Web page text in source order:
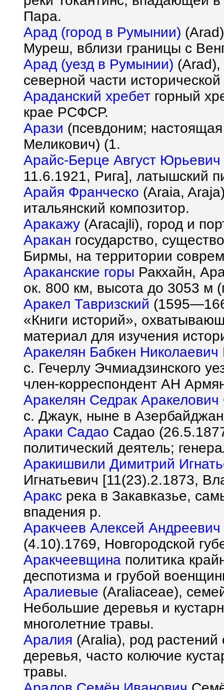
Пара.
Арад (город в Румынии)
Муреш, вблизи границы с
Арад (уезд в Румынии)
северной части
Араданский хребет горный
крае РСФСР.
Арази (псевдоним;
Меликович) (1.
Арайс-Берце Август Юрьевич
11.6.1921, Рига], латышский
Арайя Франческо (Araia,
итальянский композитор.
Аракажу (Aracajli), город и
Аракан государство,
Бирмы, на территории
Араканские горы Ракхайн,
ок. 800 км, высота до 3053 м
Аракел Тавризский
«Книги историй»,
материал для изучения
Аракелян Бабкен Николаевич
с. Гечерлу Эчмиадзинского
член-корреспондент АН
Аракелян Седрак Аракелович
с. Джаук, ныне в
Араки Садао Садао
политический деятель;
Аракишвили Димитрий
Игнатьевич [11(23).2.1873,
Аракс река в Закавказье,
впадения р.
Аракчеев Алексей Андреевич
(4.10).1769, Новгородской
Аракчеевщина политика
деспотизма и грубой
Аралиевые (Araliaceae),
Небольшие деревья и
многолетние травы.
Аралия (Aralia), род
деревья, часто колючие
травы.